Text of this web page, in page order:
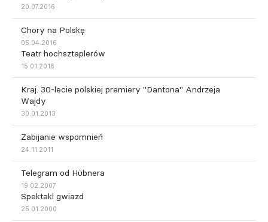
20.07.2016
Chory na Polskę
05.04.2016
Teatr hochsztaplerów
15.01.2016
Kraj. 30-lecie polskiej premiery "Dantona" Andrzeja
Wajdy
30.01.2013
Zabijanie wspomnień
24.11.2011
Telegram od Hübnera
19.02.2007
Spektakl gwiazd
25.01.2000